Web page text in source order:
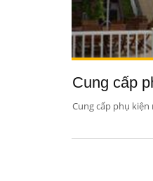
Cung cấp
Cung cấp phụ